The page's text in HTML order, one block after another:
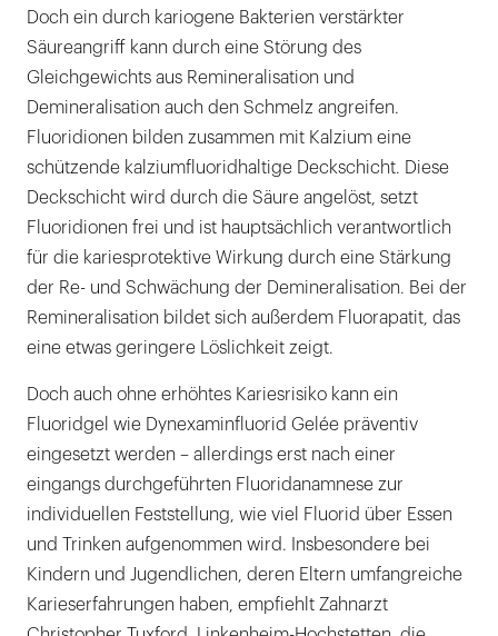
Doch ein durch kariogene Bakterien verstärkter
Säureangriff kann durch eine Störung des
Gleichgewichts aus Remineralisation und
Demineralisation auch den Schmelz angreifen.
Fluoridionen bilden zusammen mit Kalzium eine
schützende kalziumfluoridhaltige Deckschicht. Diese
Deckschicht wird durch die Säure angelöst, setzt
Fluoridionen frei und ist hauptsächlich verantwortlich
für die kariesprotektive Wirkung durch eine Stärkung
der Re- und Schwächung der Demineralisation. Bei der
Remineralisation bildet sich außerdem Fluorapatit, das
eine etwas geringere Löslichkeit zeigt.
Doch auch ohne erhöhtes Kariesrisiko kann ein
Fluoridgel wie Dynexaminfluorid Gelée präventiv
eingesetzt werden – allerdings erst nach einer
eingangs durchgeführten Fluoridanamnese zur
individuellen Feststellung, wie viel Fluorid über Essen
und Trinken aufgenommen wird. Insbesondere bei
Kindern und Jugendlichen, deren Eltern umfangreiche
Karieserfahrungen haben, empfiehlt Zahnarzt